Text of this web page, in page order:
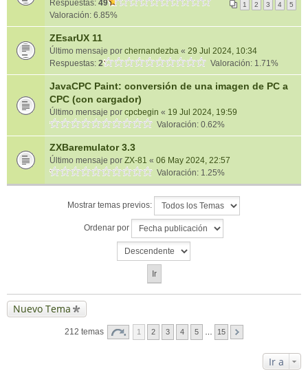
Respuestas: 49 1 2 3 4 5
Valoración: 6.85%
ZEsarUX 11
Último mensaje por chernandezba « 29 Jul 2024, 10:34
Respuestas: 2 Valoración: 1.71%
JavaCPC Paint: conversión de una imagen de PC a
CPC (con cargador)
Último mensaje por cpcbegin « 19 Jul 2024, 19:59
Valoración: 0.62%
ZXBaremulator 3.3
Último mensaje por ZX-81 « 06 May 2024, 22:57
Valoración: 1.25%
Mostrar temas previos:
Ordenar por
Nuevo Tema
212 temas 1 2 3 4 5 15
Ir a